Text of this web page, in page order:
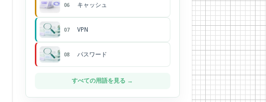
06 キャッシュ
07 VPN
08 パスワード
すべての用語を見る →